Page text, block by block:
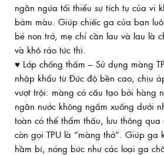
ngăn ngứa tối thiểu sự tích tụ của vi
bám màu. Giúp chiếc ga của bạn
bé non trớ, mẹ chỉ cần lau và lau là
và khô ráo tức thì.
♥ Lớp chống thấm – Sử dụng màng
nhập khẩu từ Đức độ bền cao, chịu
vượt trội: màng có cấu tạo bởi hàng
ngăn nước không ngấm xuống dưới
toàn có thể thẩm thấu, lưu thông
còn gọi TPU là “màng thở”. Giúp ga
hầm bí, nóng bức như các loại ga